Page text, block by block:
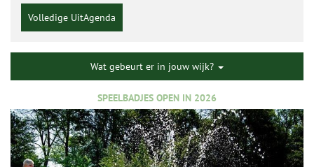
Volledige UitAgenda
Wat gebeurt er in jouw wijk?
SPEELBADJES OPEN IN 2026